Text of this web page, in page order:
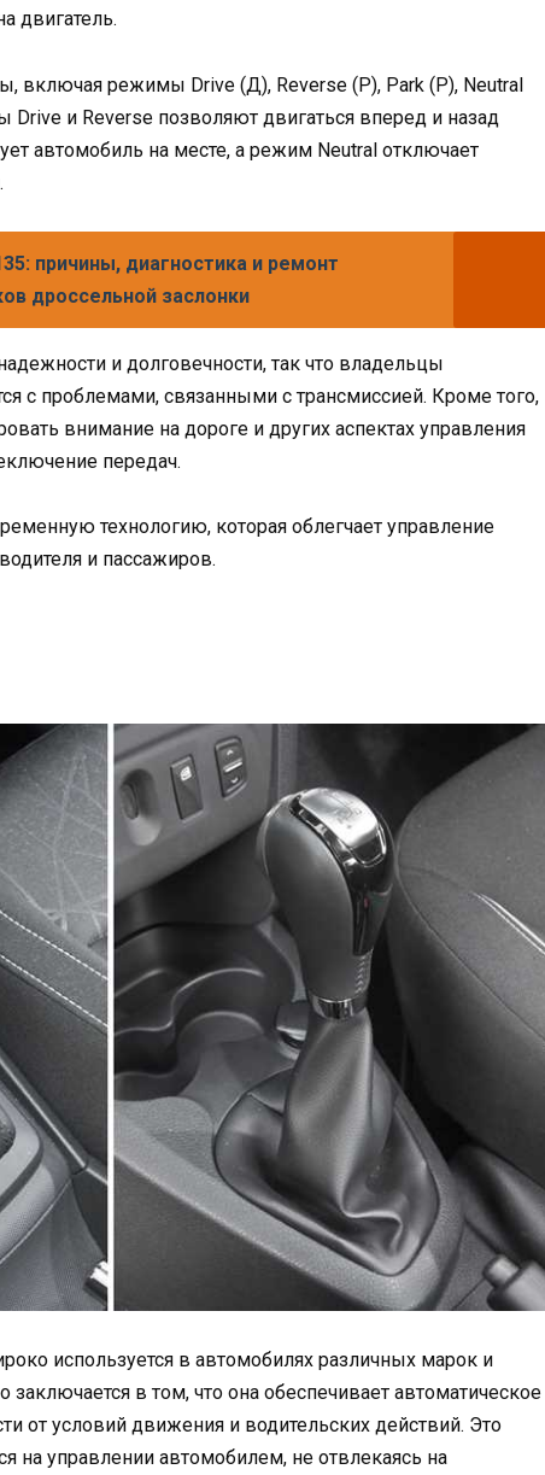
двигатель.
включая режимы Drive (Д), Reverse (Р), Park (Р), Neutral
и Reverse позволяют двигаться вперед и назад
автомобиль на месте, а режим Neutral отключает
причины, диагностика и ремонт
дроссельной заслонки
и долговечности, так что владельцы
с проблемами, связанными с трансмиссией. Кроме того,
внимание на дороге и других аспектах управления
передач.
технологию, которая облегчает управление
и пассажиров.
используется в автомобилях различных марок и
в том, что она обеспечивает автоматическое
от условий движения и водительских действий. Это
на управлении автомобилем, не отвлекаясь на